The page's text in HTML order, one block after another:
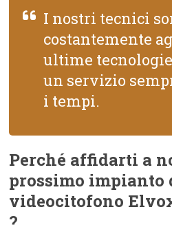
I nostri tecnici
costantemente
ultime
un servizio
i tempi.
Perché affidarti a
prossimo impianto
videocitofono